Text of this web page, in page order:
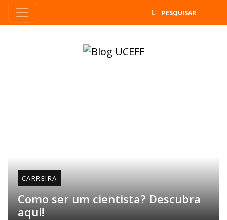
CARREIRA
Como ser um cientista? Descubra
aqui!